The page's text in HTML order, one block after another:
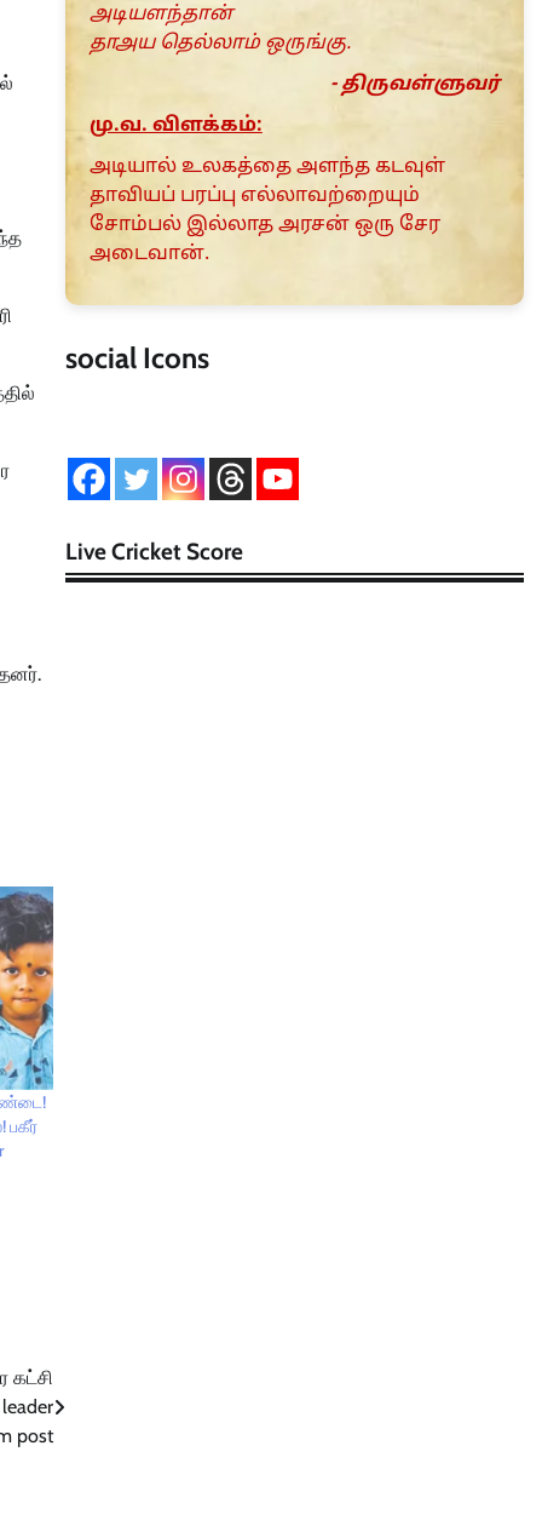
பகீர்
கட்சி
post
அடியளந்தான்
தாஅய தெல்லாம் ஒருங்கு.
- திருவள்ளுவர்
மு.வ. விளக்கம்:
அடியால் உலகத்தை அளந்த கடவுள்
தாவியப் பரப்பு எல்லாவற்றையும்
சோம்பல் இல்லாத அரசன் ஒரு சேர
அடைவான்.
social Icons
Live Cricket Score